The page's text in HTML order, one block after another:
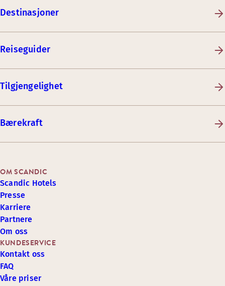
Destinasjoner
Reiseguider
Tilgjengelighet
Bærekraft
KUNDESERVICE
Kontakt oss
FAQ
Våre priser
OM SCANDIC
Scandic Hotels
Presse
Karriere
Partnere
Om oss